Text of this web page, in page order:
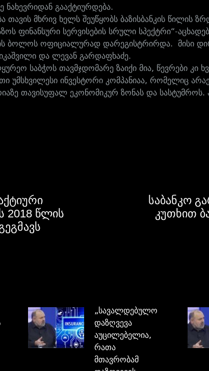
გააქტიურდება.
თავის მხრივ ხელს შეუწყობს ბაზისბანკის წილის
ფინანსური სერვისების სრული სპექტრი“-
ბოლოს ოფიციალურად დარეგისტრირდა. მისი
და ლევან გარდაფხაძე.
საბჭოს თავმჯდომარე ზაიქი მია, წევრები კი
უმსხვილესი ინვესტორი კომპანიაა, რომელიც
თავისუფალ ეკონომიკურ ზონას და სასტუმროს.
2018 წლის
საბანკო
კუთხით
„სავალდებულო
დაზღვევა
აუცილებელია,
რათა
მთავრობამ